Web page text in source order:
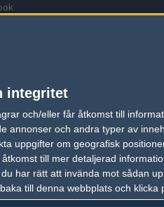
integritet
och/eller får åtkomst till
annonser och andra typer av
uppgifter om geografisk
till mer detaljerad
har rätt att invända mot sådan
till denna webbplats och
i MaiL09:s
svensklag
COUNTER-STRIKE
talangen
mot s1mple:
MaiL09"
COUNTER-STRIKE
Policy